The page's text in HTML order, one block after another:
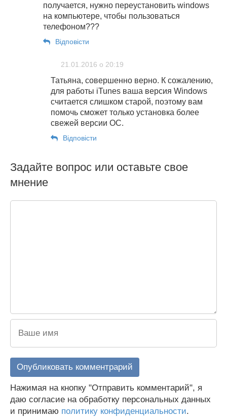
получается, нужно переустановить windows
на компьютере, чтобы пользоваться
телефоном???
Відповіcти
21.01.2016 о 20:19
Татьяна, совершенно верно. К сожалению,
для работы iTunes ваша версия Windows
считается слишком старой, поэтому вам
помочь сможет только установка более
свежей версии ОС.
Відповіcти
Задайте вопрос или оставьте свое
мнение
Нажимая на кнопку "Отправить комментарий", я
даю согласие на обработку персональных данных
и принимаю политику конфиденциальности.